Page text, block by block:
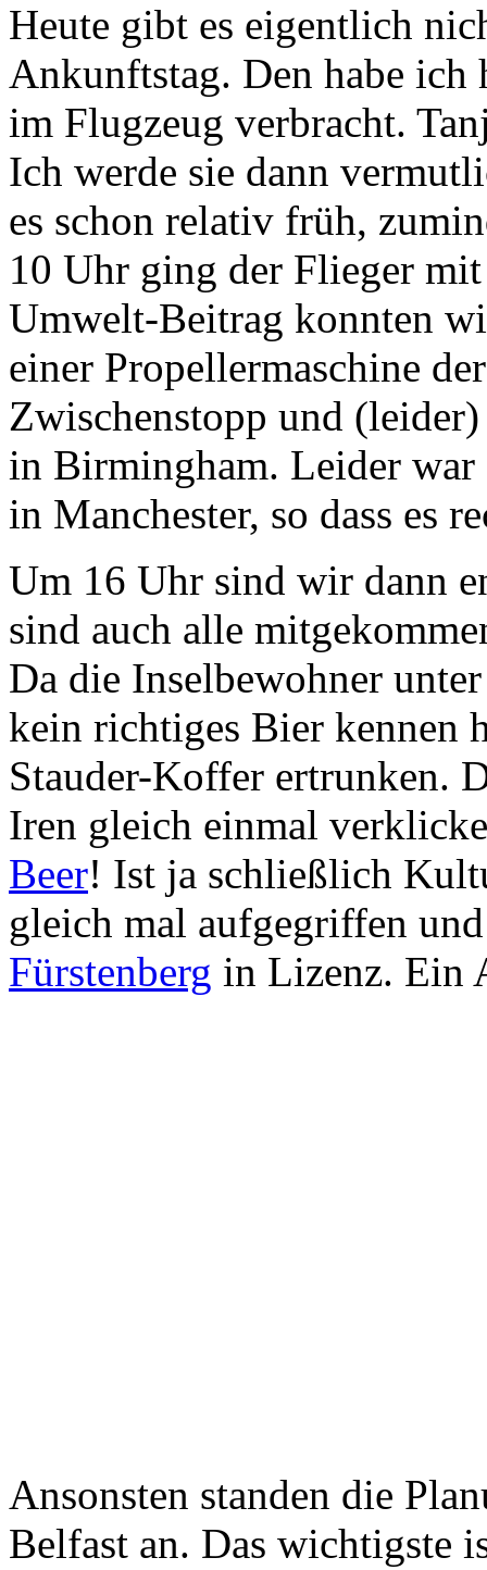
Heute gibt es eigentlich
Ankunftstag. Den habe ich
im Flugzeug verbracht.
Ich werde sie dann
es schon relativ früh,
10 Uhr ging der Flieger
Umwelt-Beitrag konnten
einer Propellermaschine
Zwischenstopp und
in Birmingham. Leider
in Manchester, so dass es
Um 16 Uhr sind wir dann
sind auch alle
Da die Inselbewohner
kein richtiges Bier kennen
Stauder-Koffer ertrunken.
Iren gleich einmal
Beer! Ist ja schließlich
gleich mal aufgegriffen
Fürstenberg in Lizenz. Ein
Ansonsten standen die
Belfast an. Das wichtigste